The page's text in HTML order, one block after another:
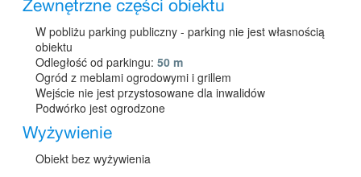
Zewnętrzne części obiektu
W pobliżu parking publiczny - parking nie jest własnością
obiektu
Odległość od parkingu: 50 m
Ogród z meblami ogrodowymi i grillem
Wejście nie jest przystosowane dla inwalidów
Podwórko jest ogrodzone
Wyżywienie
Obiekt bez wyżywienia